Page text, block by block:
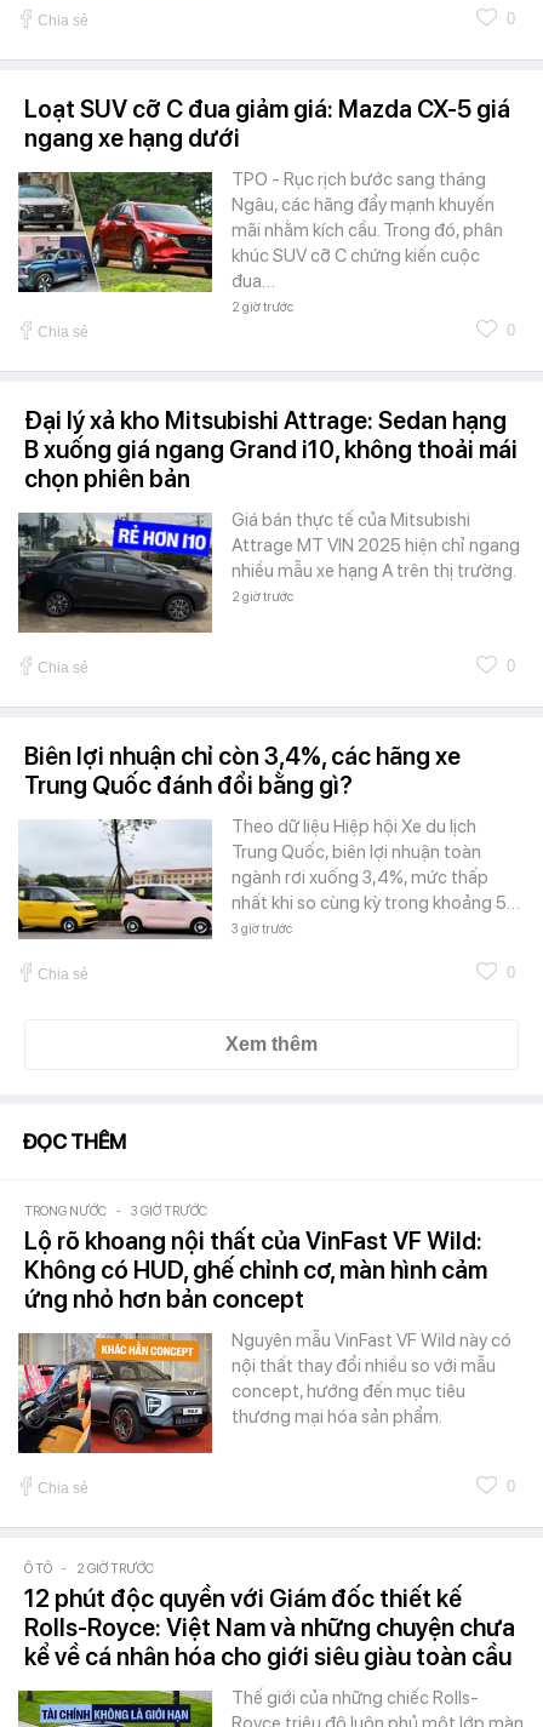
Chia sẻ 0
Loạt SUV cỡ C đua giảm giá: Mazda CX-5 giá
ngang xe hạng dưới
TPO - Rục rịch bước sang tháng
Ngâu, các hãng đẩy mạnh khuyến
mãi nhằm kích cầu. Trong đó, phân
khúc SUV cỡ C chứng kiến cuộc
đua…
2 giờ trước
Chia sẻ 0
Đại lý xả kho Mitsubishi Attrage: Sedan hạng
B xuống giá ngang Grand i10, không thoải mái
chọn phiên bản
Giá bán thực tế của Mitsubishi
Attrage MT VIN 2025 hiện chỉ ngang
nhiều mẫu xe hạng A trên thị trường.
2 giờ trước
Chia sẻ 0
Biên lợi nhuận chỉ còn 3,4%, các hãng xe
Trung Quốc đánh đổi bằng gì?
Theo dữ liệu Hiệp hội Xe du lịch
Trung Quốc, biên lợi nhuận toàn
ngành rơi xuống 3,4%, mức thấp
nhất khi so cùng kỳ trong khoảng 5…
3 giờ trước
Chia sẻ 0
Xem thêm
ĐỌC THÊM
TRONG NƯỚC - 3 GIỜ TRƯỚC
Lộ rõ khoang nội thất của VinFast VF Wild:
Không có HUD, ghế chỉnh cơ, màn hình cảm
ứng nhỏ hơn bản concept
Nguyên mẫu VinFast VF Wild này có
nội thất thay đổi nhiều so với mẫu
concept, hướng đến mục tiêu
thương mại hóa sản phẩm.
Chia sẻ 0
Ô TÔ - 2 GIỜ TRƯỚC
12 phút độc quyền với Giám đốc thiết kế
Rolls-Royce: Việt Nam và những chuyện chưa
kể về cá nhân hóa cho giới siêu giàu toàn cầu
Thế giới của những chiếc Rolls-